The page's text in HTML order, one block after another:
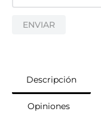
9.
ENVIAR
Descripción
Opiniones